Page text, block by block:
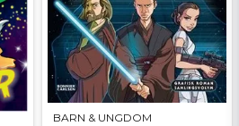
BARN & UNGDOM